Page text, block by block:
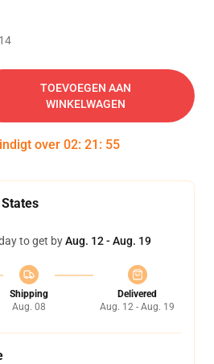
TOEVOEGEN AAN
WINKELWAGEN
over 02: 21 : 55
to get byAug. 12 - Aug. 19
Shipping
Aug. 08
Delivered
Aug. 12 - Aug. 19